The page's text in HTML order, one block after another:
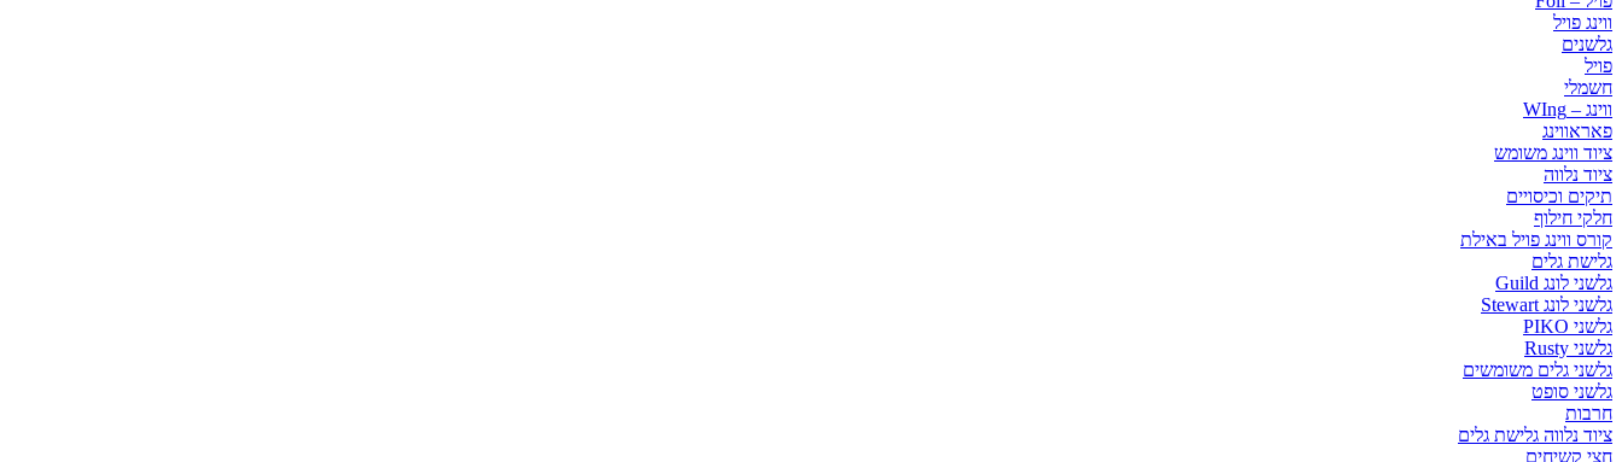
ווינג פויל
גלשנים
פויל
חשמלי
ווינג – WIng
פאראווינג
ציוד ווינג משומש
ציוד נלווה
תיקים וכיסויים
חלקי חילוף
קורס ווינג פויל באילת
גלישת גלים
גלשני לונג Guild
גלשני לונג Stewart
גלשני PIKO
גלשני Rusty
גלשני גלים משומשים
גלשני סופט
חרבות
ציוד נלווה גלישת גלים
חצי קשיחים